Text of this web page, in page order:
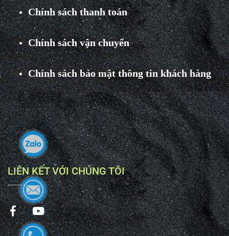
Chính sách thanh toán
Chính sách vận chuyển
Chính sách bảo mật thông tin khách hàng
LIÊN KẾT VỚI CHÚNG TÔI